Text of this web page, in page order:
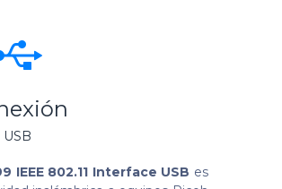
USB
IEEE 802.11 Interface USB es